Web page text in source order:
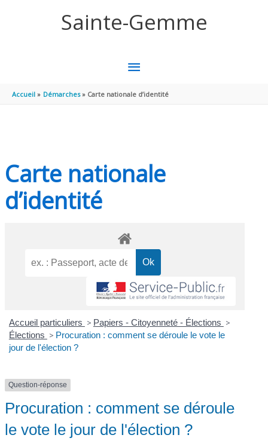
Sainte-Gemme
MENU
PRINCIPAL
Accueil Démarches Carte nationale d’identité
Carte nationale
d’identité
Accueil particuliers > Papiers - Citoyenneté - Élections >
Élections > Procuration : comment se déroule le vote le
jour de l'élection ?
Question-réponse
Procuration : comment se déroule
le vote le jour de l'élection ?